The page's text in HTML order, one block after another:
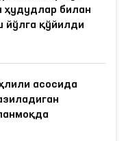
ҳудудлар билан
қўйилди
асосида